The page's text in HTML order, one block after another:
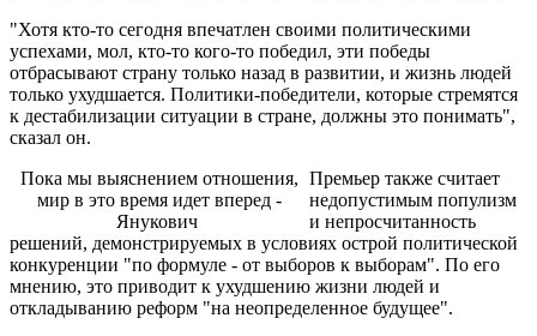
"Хотя кто-то сегодня впечатлен своими политическими
успехами, мол, кто-то кого-то победил, эти победы
отбрасывают страну только назад в развитии, и жизнь людей
только ухудшается. Политики-победители, которые стремятся
к дестабилизации ситуации в стране, должны это понимать",
сказал он.
Пока мы выяснением отношения,
мир в это время идет вперед -
Янукович
Премьер также считает
недопустимым популизм
и непросчитанность
решений, демонстрируемых в условиях острой политической
конкуренции "по формуле - от выборов к выборам". По его
мнению, это приводит к ухудшению жизни людей и
откладыванию реформ "на неопределенное будущее".